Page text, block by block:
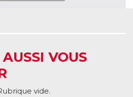
VOUS
vide.